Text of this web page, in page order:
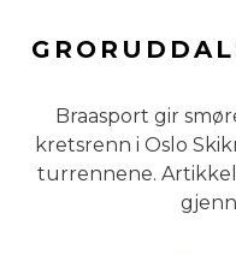
Braasport gir
kretsrenn i Oslo
turrennene.